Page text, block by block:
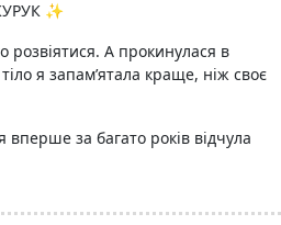
✨
А прокинулася в
я запам’ятала краще, ніж своє
вперше за багато років відчула